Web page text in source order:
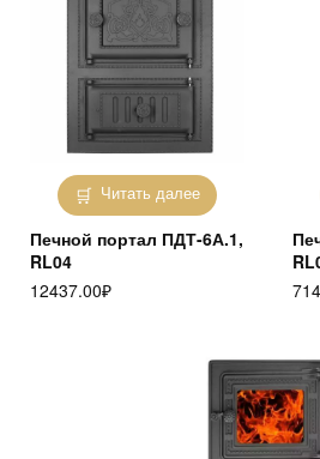
Читать далее
Печной портал ПДТ-6А.1,
RL04
12437.00₽